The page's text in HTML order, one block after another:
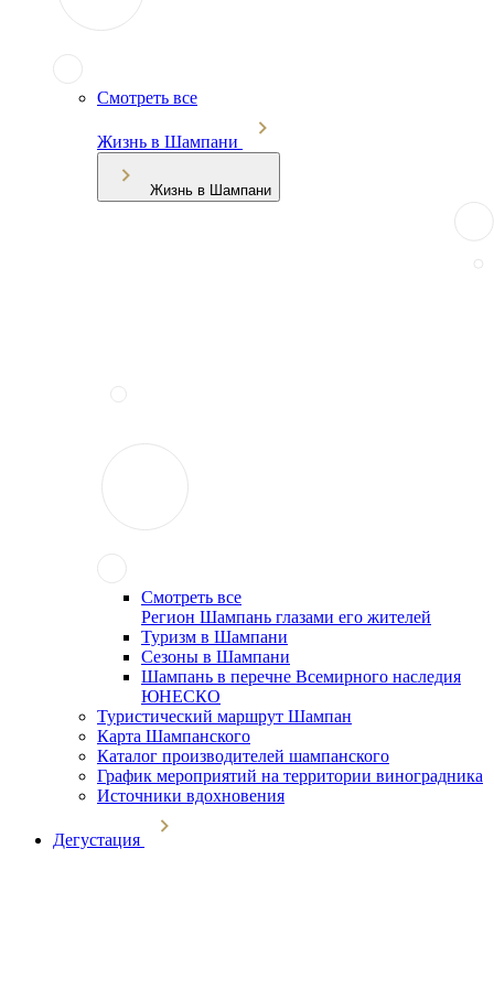
Смотреть все
Жизнь в Шампани
Жизнь в Шампани
Смотреть все
Регион Шампань глазами его жителей
Туризм в Шампани
Сезоны в Шампани
Шампань в перечне Всемирного наследия
ЮНЕСКО
Туристический маршрут Шампан
Карта Шампанского
Каталог производителей шампанского
График мероприятий на территории виноградника
Источники вдохновения
Дегустация